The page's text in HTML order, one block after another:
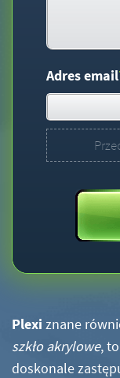
Adres email
Plexi znane
szkło akrylowe,
doskonale